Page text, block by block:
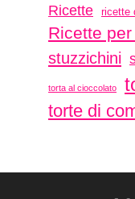
Ricette ricette
Ricette
stuzzichini
torta al cioccolato
torte di